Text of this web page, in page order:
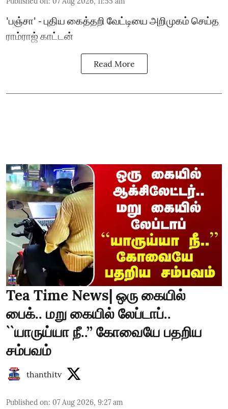
'பஞ்சா' - புதிய கைத்தறி வேட்டியை அறிமுகம் செய்த
ராம்ராஜ் காட்டன்
Read More
Tea Time News| ஒரு கையில்
பைக்.. மறு கையில் லேப்டாப்..
``யாருய்யா நீ..’’ கோவையே பதறிய
சம்பவம்
thanthitv
Published on: 07 Aug 2026, 9:27 am